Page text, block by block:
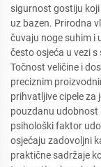
sigurnost gostiju
uz bazen. Prirodna
čuvaju noge suhim i
često osjeća u vezi
Točnost veličine i
preciznim
prihvatljive cipele
pouzdanu udobnost
psihološki faktor
osjećaju zadovoljni
praktične sadržaje